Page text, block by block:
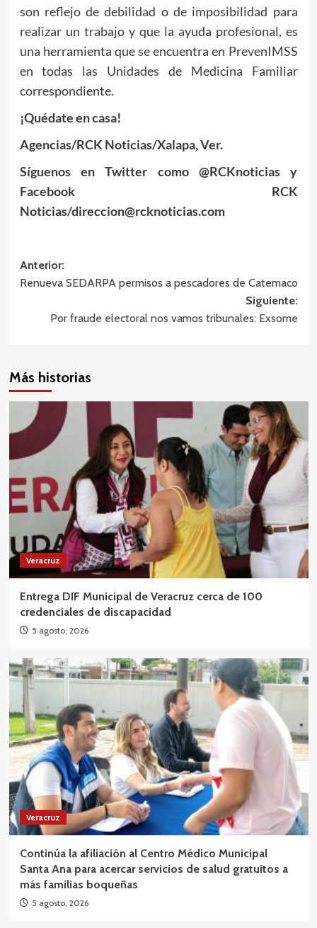
son reflejo de debilidad o de imposibilidad para
realizar un trabajo y que la ayuda profesional, es
una herramienta que se encuentra en PrevenIMSS
en todas las Unidades de Medicina Familiar
correspondiente.
¡Quédate en casa!
Agencias/RCK Noticias/Xalapa, Ver.
Síguenos en Twitter como @RCKnoticias y
Facebook RCK
Noticias/direccion@rcknoticias.com
Navegación
de
entradas
Anterior:
Renueva SEDARPA permisos a pescadores de Catemaco
Siguiente:
Por fraude electoral nos vamos tribunales: Exsome
Más historias
Veracruz
Entrega DIF Municipal de Veracruz cerca de 100
credenciales de discapacidad
5 agosto, 2026
Veracruz
Continúa la afiliación al Centro Médico Municipal
Santa Ana para acercar servicios de salud gratuitos a
más familias boqueñas
5 agosto, 2026